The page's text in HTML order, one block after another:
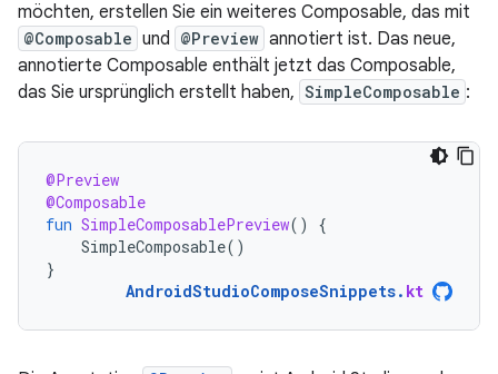
möchten, erstellen Sie ein weiteres Composable, das mit
@Composable und @Preview annotiert ist. Das neue,
annotierte Composable enthält jetzt das Composable,
das Sie ursprünglich erstellt haben, SimpleComposable :
@Preview
@Composable
fun SimpleComposablePreview()
{
SimpleComposable()
}
AndroidStudioComposeSnippets. kt